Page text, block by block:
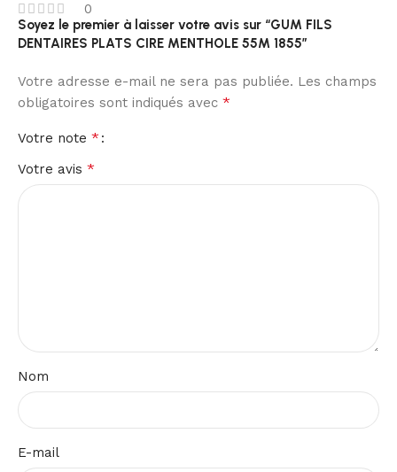
0
Soyez le premier à laisser votre avis sur “GUM FILS
DENTAIRES PLATS CIRE MENTHOLE 55M 1855”
Votre adresse e-mail ne sera pas publiée. Les champs
obligatoires sont indiqués avec *
Votre note *
Votre avis *
Nom
E-mail